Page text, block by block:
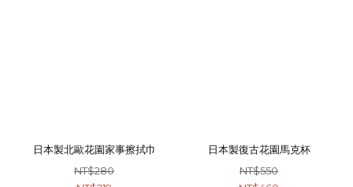
日本製北歐花園家事擦拭巾
NT$280
日本製復古花園馬克杯
NT$550